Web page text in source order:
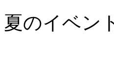
夏のイベン